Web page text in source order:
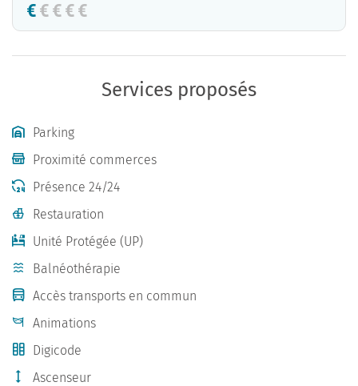
Services proposés
Parking
Proximité commerces
Présence 24/24
Restauration
Unité Protégée (UP)
Balnéothérapie
Accès transports en commun
Animations
Digicode
Ascenseur